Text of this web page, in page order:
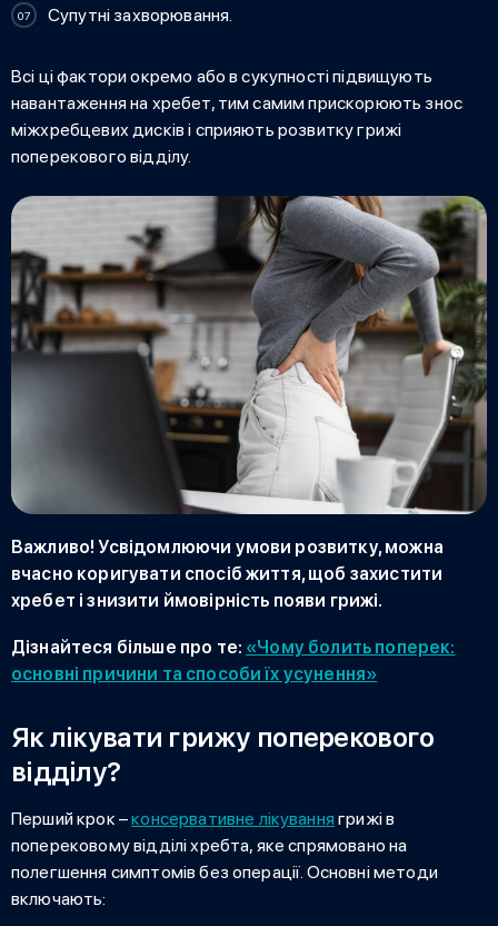
Супутні захворювання.
Всі ці фактори окремо або в сукупності підвищують
навантаження на хребет, тим самим прискорюють знос
міжхребцевих дисків і сприяють розвитку грижі
поперекового відділу.
Важливо! Усвідомлюючи умови розвитку, можна
вчасно коригувати спосіб життя, щоб захистити
хребет і знизити ймовірність появи грижі.
Дізнайтеся більше про те: «Чому болить поперек:
основні причини та способи їх усунення»
Як лікувати грижу поперекового
відділу?
Перший крок –консервативне лікування грижі в
поперековому відділі хребта, яке спрямовано на
полегшення симптомів без операції. Основні методи
включають: